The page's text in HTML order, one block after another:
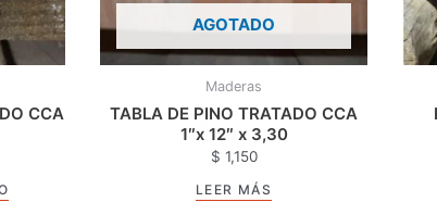
CCA
AGOTADO
Maderas
TABLA DE PINO TRATADO CCA
1″x 12″ x 3,30
$ 1,150
LEER MÁS